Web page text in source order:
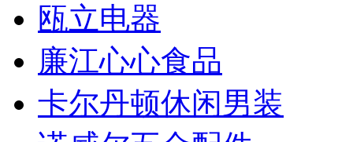
瓯立电器
廉江心心食品
卡尔丹顿休闲男装